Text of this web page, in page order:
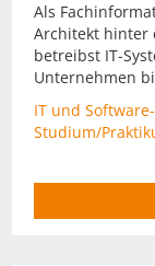
Als
Architekt hinter
betreibst IT-
Unternehmen
IT und
Studium/